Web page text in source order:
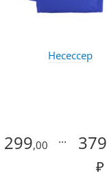
Несессер
299,00 ... 379
₽